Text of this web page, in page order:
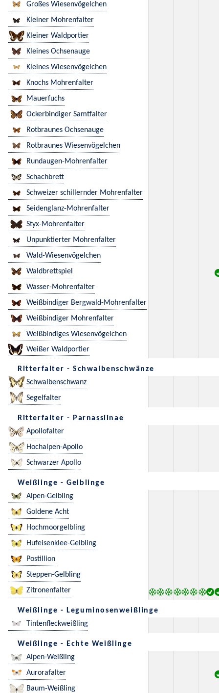
Großes Wiesenvögelchen
Kleiner Mohrenfalter
Kleiner Waldportier
Kleines Ochsenauge
Kleines Wiesenvögelchen
Knochs Mohrenfalter
Mauerfuchs
Ockerbindiger Samtfalter
Rotbraunes Ochsenauge
Rotbraunes Wiesenvögelchen
Rundaugen-Mohrenfalter
Schachbrett
Schweizer schillernder Mohrenfalter
Seidenglanz-Mohrenfalter
Styx-Mohrenfalter
Unpunktierter Mohrenfalter
Wald-Wiesenvögelchen
Waldbrettspiel
Wasser-Mohrenfalter
Weißbindiger Bergwald-Mohrenfalter
Weißbindiger Mohrenfalter
Weißbindiges Wiesenvögelchen
Weißer Waldportier
Ritterfalter - Schwalbenschwänze
Schwalbenschwanz
Segelfalter
Ritterfalter - Parnassiinae
Apollofalter
Hochalpen-Apollo
Schwarzer Apollo
Weißlinge - Gelblinge
Alpen-Gelbling
Goldene Acht
Hochmoorgelbling
Hufeisenklee-Gelbling
Postillion
Steppen-Gelbling
Zitronenfalter
Weißlinge - Leguminosenweißlinge
Tintenfleckweißling
Weißlinge - Echte Weißlinge
Alpen-Weißling
Aurorafalter
Baum-Weißling